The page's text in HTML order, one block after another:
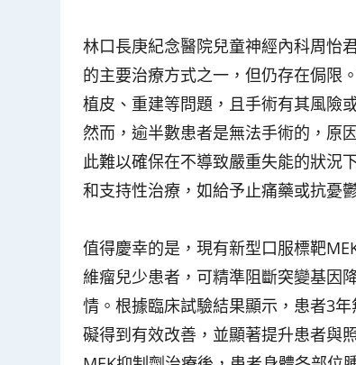
林口長庚紀念醫院兒童神經內科周怡
的主要治療方式之一，但仍存在侷限
植皮、重建等問題，且手術有其風險
然而，逾半數患者是無法手術的，原
此難以確保在不導致嚴重失能的狀況
和支持性治療，如給予止痛藥或抗憂
值得慶幸的是，現有新型口服標靶
維瘤兒少患者，可精準阻斷突變基因
情。根據臨床試驗結果顯示，患者3
礙得到有效改善，並顯著提升患者與